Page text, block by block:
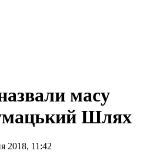
масу
Шлях
2018, 11:42